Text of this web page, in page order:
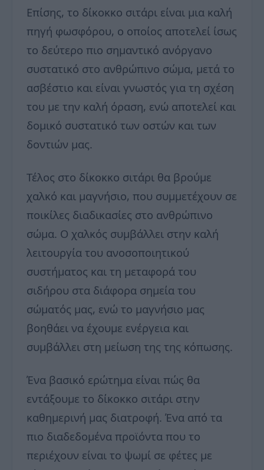
Επίσης, το δίκοκκο σιτάρι είναι μια καλή
πηγή φωσφόρου, ο οποίος αποτελεί ίσως
το δεύτερο πιο σημαντικό ανόργανο
συστατικό στο ανθρώπινο σώμα, μετά το
ασβέστιο και είναι γνωστός για τη σχέση
του με την καλή όραση, ενώ αποτελεί και
δομικό συστατικό των οστών και των
δοντιών μας.
Τέλος στο δίκοκκο σιτάρι θα βρούμε
χαλκό και μαγνήσιο, που συμμετέχουν σε
ποικίλες διαδικασίες στο ανθρώπινο
σώμα. Ο χαλκός συμβάλλει στην καλή
λειτουργία του ανοσοποιητικού
συστήματος και τη μεταφορά του
σιδήρου στα διάφορα σημεία του
σώματός μας, ενώ το μαγνήσιο μας
βοηθάει να έχουμε ενέργεια και
συμβάλλει στη μείωση της της κόπωσης.
Ένα βασικό ερώτημα είναι πώς θα
εντάξουμε το δίκοκκο σιτάρι στην
καθημερινή μας διατροφή. Ένα από τα
πιο διαδεδομένα προϊόντα που το
περιέχουν είναι το ψωμί σε φέτες με